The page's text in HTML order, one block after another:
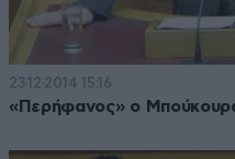
23·12·2014 15:16
«Περήφανος» ο